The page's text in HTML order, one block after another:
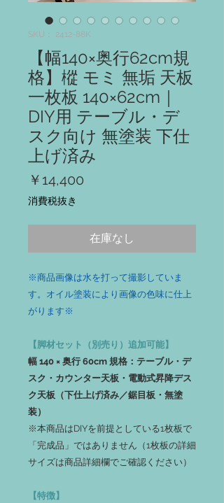
SKU： 2412-88K
【幅140×奥行62cm規
格】樅 モミ 無垢 天板
一枚板 140×62cm｜
DIY用 テーブル・デ
スク向け 無塗装 下仕
上げ済み
￥14,400
消費税抜き
在庫なし
※商品画像は水を打って撮影していま
す。オイル塗装により画像の色味に仕上
がります※
【脚材セット（別売り）追加可能】
幅 140 × 奥行 60cm 規格：テーブル・デ
スク・カウンター天板・電動式昇降デス
ク天板（下仕上げ済み／鋸目板・無塗
装）
※本商品はDIYを前提としている1枚板で
「完成品」ではありません（1枚板の詳細
サイズは商品詳細欄でご確認ください）
【特徴】